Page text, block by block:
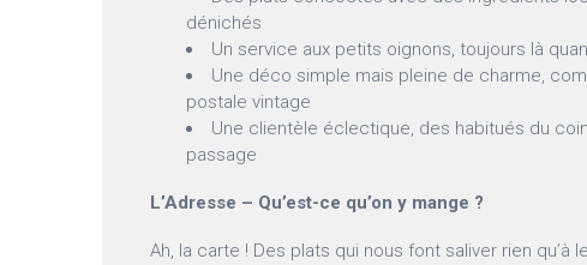
dénichés
Un service aux petits oignons, toujours là
Une déco simple mais pleine de charme,
postale vintage
Une clientèle éclectique, des habitués du
passage
L’Adresse – Qu’est-ce qu’on y mange ?
Ah, la carte ! Des plats qui nous font saliver rien qu’à